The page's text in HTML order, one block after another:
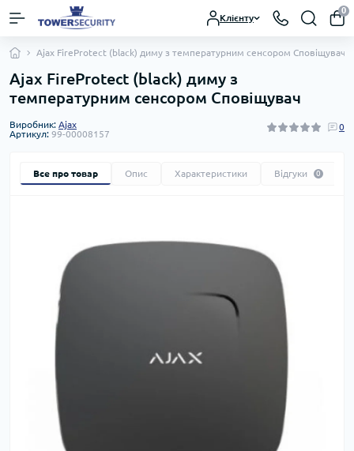
Клієнту
0
Ajax FireProtect (black) диму з температурним сенсором Сповіщувач
Ajax FireProtect (black) диму з
температурним сенсором Сповіщувач
Виробник: Ajax
Артикул: 99-00008157
0
Все про товар Опис Характеристики Відгуки 0